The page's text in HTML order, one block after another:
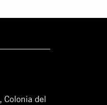
Colonia del